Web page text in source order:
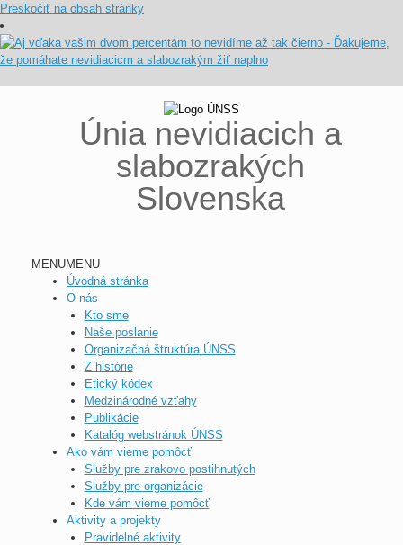
Preskočiť na obsah stránky
Únia nevidiacich a
slabozrakých
Slovenska
MENUMENU
Úvodná stránka
O nás
Kto sme
Naše poslanie
Organizačná štruktúra ÚNSS
Z histórie
Etický kódex
Medzinárodné vzťahy
Publikácie
Katalóg webstránok ÚNSS
Ako vám vieme pomôcť
Služby pre zrakovo postihnutých
Služby pre organizácie
Kde vám vieme pomôcť
Aktivity a projekty
Pravidelné aktivity